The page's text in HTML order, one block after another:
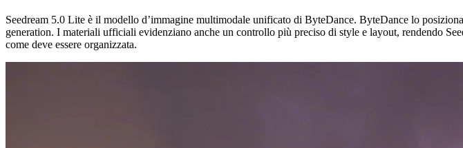
Seedream 5.0 Lite è il modello d’immagine multimodale unificato di ByteDance. ByteDance lo
generation. I materiali ufficiali evidenziano anche un controllo più preciso di style e layout, rendendo
come deve essere organizzata.